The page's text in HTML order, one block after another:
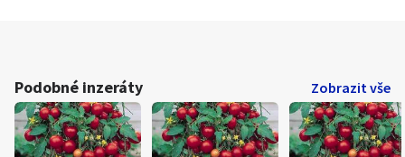
Podobné inzeráty Zobrazit vše